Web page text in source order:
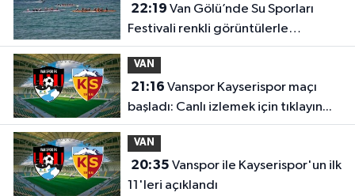
22:19
Festivali renkli görüntülerle
tamamlandı
VAN
21:16
başladı: Canlı izlemek için tıklayın...
VAN
20:35
11'leri açıklandı